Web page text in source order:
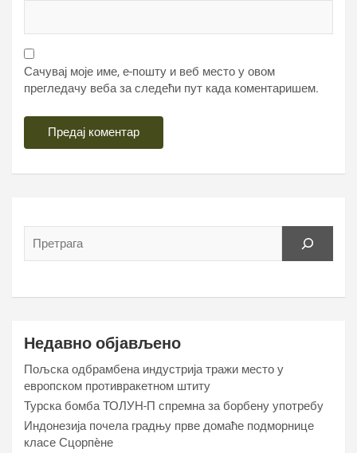
Сачувај моје име, е-пошту и веб место у овом
прегледачу веба за следећи пут када коментаришем.
Недавно објављено
Пољска одбрамбена индустрија тражи место у
европском противракетном штиту
Турска бомба ТОЛУН-П спремна за борбену употребу
Индонезија почела градњу прве домаће подморнице
класе Сцорпèне